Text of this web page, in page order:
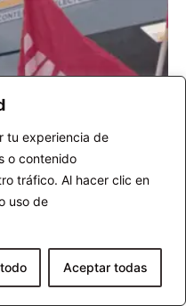
tu experiencia de
o contenido
tráfico. Al hacer clic en
uso de
Aceptar todas